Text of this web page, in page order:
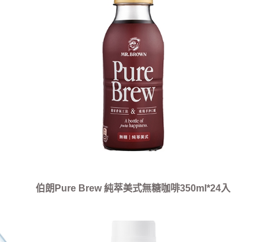
伯朗Pure Brew 純萃美式無糖咖啡350ml*24入